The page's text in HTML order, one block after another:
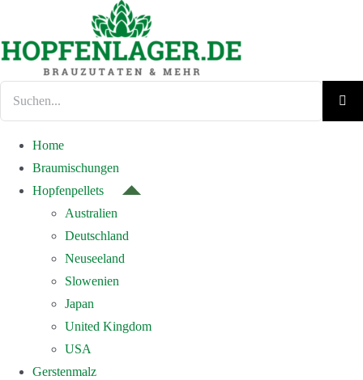
springen
Home
Braumischungen
Hopfenpellets
Australien
Deutschland
Neuseeland
Slowenien
Japan
United Kingdom
USA
Gerstenmalz